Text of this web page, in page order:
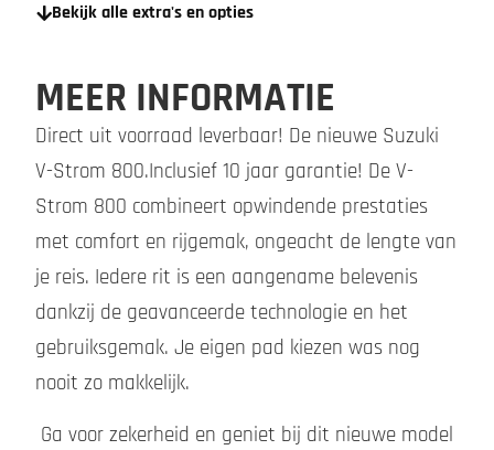
Bekijk alle extra's en opties
MEER INFORMATIE
Direct uit voorraad leverbaar! De nieuwe Suzuki
V-Strom 800.Inclusief 10 jaar garantie! De V-
Strom 800 combineert opwindende prestaties
met comfort en rijgemak, ongeacht de lengte van
je reis. Iedere rit is een aangename belevenis
dankzij de geavanceerde technologie en het
gebruiksgemak. Je eigen pad kiezen was nog
nooit zo makkelijk.
Ga voor zekerheid en geniet bij dit nieuwe model